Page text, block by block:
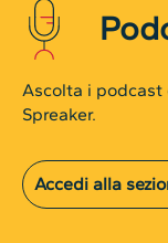
Ascolta i
Spreaker.
Accedi alla